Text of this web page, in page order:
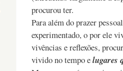
procurou ter.
Para além do prazer
experimentado, o por ele
vivências e reflexões,
vivido no tempo elugares